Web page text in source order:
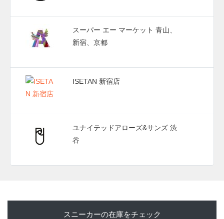
スーパー エー マーケット 青山、
新宿、京都
ISETAN 新宿店
ユナイテッドアローズ&サンズ 渋
谷
スニーカーの在庫をチェック